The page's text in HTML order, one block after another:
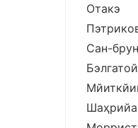
Отакэ
Сан-
Бэлгатой